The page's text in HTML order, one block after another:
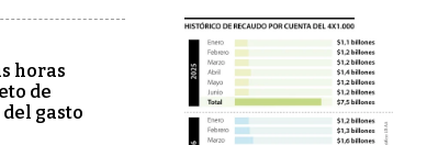
horas
de
gasto